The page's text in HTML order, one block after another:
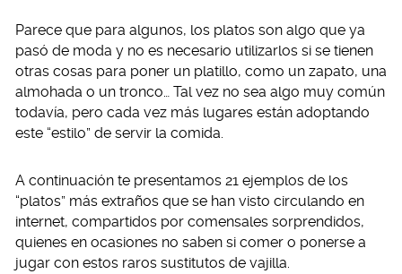
Parece que para algunos, los platos son algo que ya
pasó de moda y no es necesario utilizarlos si se tienen
otras cosas para poner un platillo, como un zapato, una
almohada o un tronco… Tal vez no sea algo muy común
todavía, pero cada vez más lugares están adoptando
este “estilo” de servir la comida.
A continuación te presentamos 21 ejemplos de los
“platos” más extraños que se han visto circulando en
internet, compartidos por comensales sorprendidos,
quienes en ocasiones no saben si comer o ponerse a
jugar con estos raros sustitutos de vajilla.